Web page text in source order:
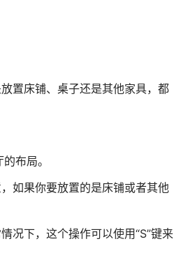
置床铺、桌子还是其他家具，都
布局。
如果你要放置的是床铺或者其他
况下，这个操作可以使用“S”键来